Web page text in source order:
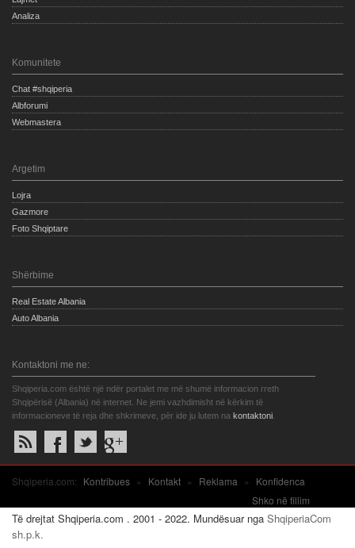
Analiza
Komunitete
Chat #shqiperia
Albforumi
Webmastera
Argetim
Lojra
Gazmore
Foto Shqiptare
Shërbime
Real Estate Albania
Auto Albania
Kontaktoni me ne:
Shqiperia.com është një ndër portalet me më shumë informacion rreth
Shqipërisë (Albania) në internet. Ne jemi vazhdimisht në kërkim të
informacioneve të reja dhe shkrimeve, për ide ju lutem na kontaktoni
Shqiperia.com: Kontribues » Kontakt » Reklama »
Konfidenca
Shko në fillim
Të drejtat Shqiperia.com . 2001 - 2022. Mundësuar nga ShqiperiaCom
sh.p.k.